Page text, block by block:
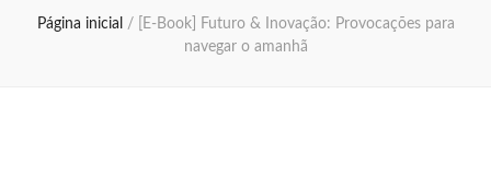
Página inicial /
[E-Book] Futuro & Inovação: Provocações para
navegar o amanhã